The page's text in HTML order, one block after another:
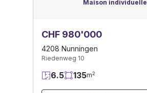
Maison individuelle
CHF 980'000
4208 Nunningen
Riedenweg 10
6.5 135m2